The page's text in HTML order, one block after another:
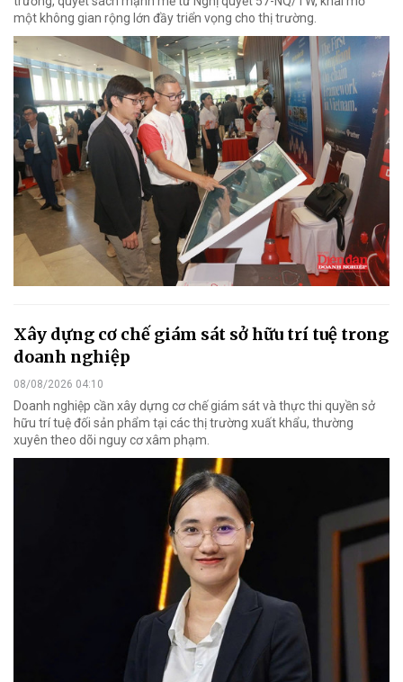
một không gian rộng lớn đầy triển vọng cho thị trường.
Xây dựng cơ chế giám sát sở hữu trí tuệ trong
doanh nghiệp
08/08/2026 04:10
Doanh nghiệp cần xây dựng cơ chế giám sát và thực thi quyền sở
hữu trí tuệ đối sản phẩm tại các thị trường xuất khẩu, thường
xuyên theo dõi nguy cơ xâm phạm.